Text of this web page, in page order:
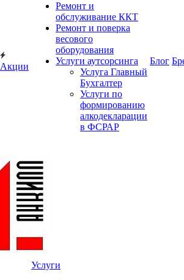
Акции
Ремонт и
обслуживание ККТ
Ремонт и поверка
весового
оборудования
Услуги аутсорсинга
Услуга Главный
Бухгалтер
Услуги по
формированию
алкодекларации
в ФСРАР
Блог
Услуги